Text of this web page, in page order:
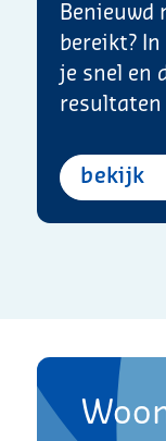
Benieuwd
bereikt?
je snel en
resultaten
bekijk